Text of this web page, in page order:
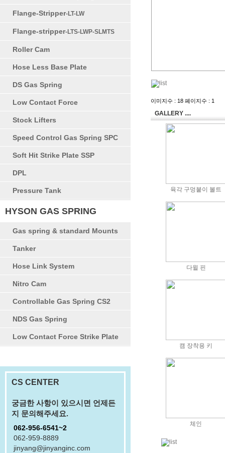
Flange-Stripper-LT-LW
Flange-stripper-LTS-LWP-SLMTS
Roller Cam
Hose Less Base Plate
DS Gas Spring
Low Contact Force
Stock Lifters
Speed Control Gas Spring SPC
Soft Hit Strike Plate SSP
DPL
Pressure Tank
HYSON GAS SPRING
Gas spring & standard Mounts
Tanker
Hose Link System
Nitro Cam
Controllable Gas Spring CS2
NDS Gas Spring
Low Contact Force Strike Plate
CS CENTER
궁금한 사항이 있으시면 언제든
지 문의해주세요.
062-956-6541~2
062-959-8889
jinyang@jinyanginc.com
이미지수 : 18 페이지수 : 1
GALLERY ....
육각 구멍붙이 볼트
다윌 핀
캠 장착용 키
체인